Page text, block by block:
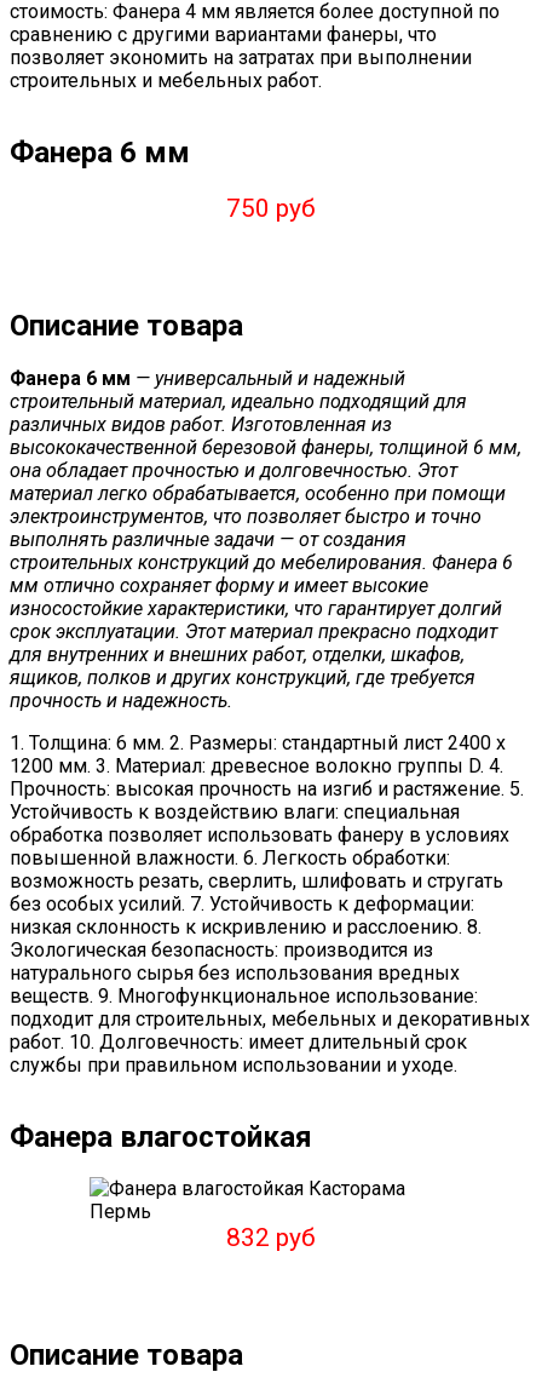
стоимость: Фанера 4 мм является более доступной по
сравнению с другими вариантами фанеры, что
позволяет экономить на затратах при выполнении
строительных и мебельных работ.
Фанера 6 мм
750 руб
Описание товара
Фанера 6 мм — универсальный и надежный
строительный материал, идеально подходящий для
различных видов работ. Изготовленная из
высококачественной березовой фанеры, толщиной 6 мм,
она обладает прочностью и долговечностью. Этот
материал легко обрабатывается, особенно при помощи
электроинструментов, что позволяет быстро и точно
выполнять различные задачи — от создания
строительных конструкций до мебелирования. Фанера 6
мм отлично сохраняет форму и имеет высокие
износостойкие характеристики, что гарантирует долгий
срок эксплуатации. Этот материал прекрасно подходит
для внутренних и внешних работ, отделки, шкафов,
ящиков, полков и других конструкций, где требуется
прочность и надежность.
1. Толщина: 6 мм. 2. Размеры: стандартный лист 2400 х
1200 мм. 3. Материал: древесное волокно группы D. 4.
Прочность: высокая прочность на изгиб и растяжение. 5.
Устойчивость к воздействию влаги: специальная
обработка позволяет использовать фанеру в условиях
повышенной влажности. 6. Легкость обработки:
возможность резать, сверлить, шлифовать и стругать
без особых усилий. 7. Устойчивость к деформации:
низкая склонность к искривлению и расслоению. 8.
Экологическая безопасность: производится из
натурального сырья без использования вредных
веществ. 9. Многофункциональное использование:
подходит для строительных, мебельных и декоративных
работ. 10. Долговечность: имеет длительный срок
службы при правильном использовании и уходе.
Фанера влагостойкая
832 руб
Описание товара